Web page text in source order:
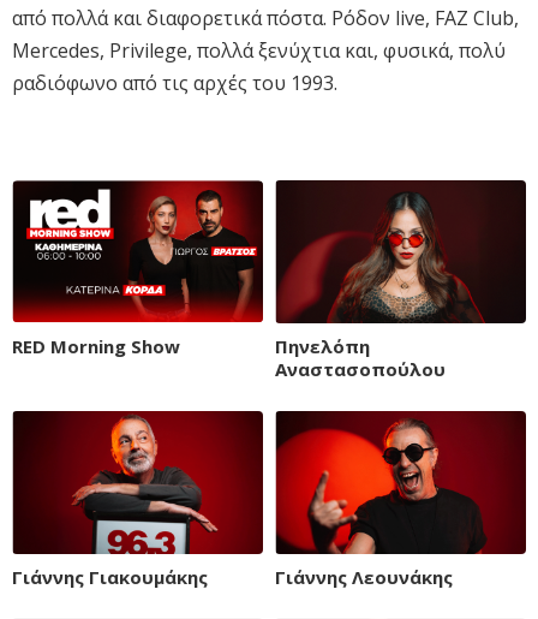
από πολλά και διαφορετικά πόστα. Ρόδον live, FAZ Club,
Mercedes, Privilege, πολλά ξενύχτια και, φυσικά, πολύ
ραδιόφωνο από τις αρχές του 1993.
RED Morning Show
Πηνελόπη
Αναστασοπούλου
Γιάννης Γιακουμάκης Γιάννης Λεουνάκης